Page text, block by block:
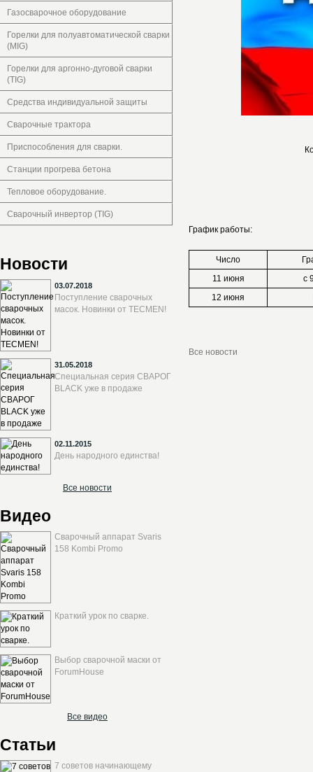
Газосварочное оборудование
Горелки для полуавтоматической сварки
(MIG)
Горелки для аргонно-дуговой сварки
(TIG)
Средства индивидуальной защиты
Сварочные трактора
Приспособления для сварки.
Станции прогрева бетона
Тепловое оборудование.
Сварочный инвертор (TIG)
Новости
03.07.2018
Поступление сварочных
масок. Новинки от TECMEN!
31.05.2018
Специальная серия СВАРОГ
BLACK уже в продаже
02.11.2015
День народного единства!
Все новости
Видео
Сварочный аппарат Svaris
158 Kombi Promo
Краткий урок по сварке.
Выбор сварочной маски от
ForumHouse
Все видео
Статьи
7 советов начинающему
График работы:
Число
11 июня
с
12 июня
Все новости